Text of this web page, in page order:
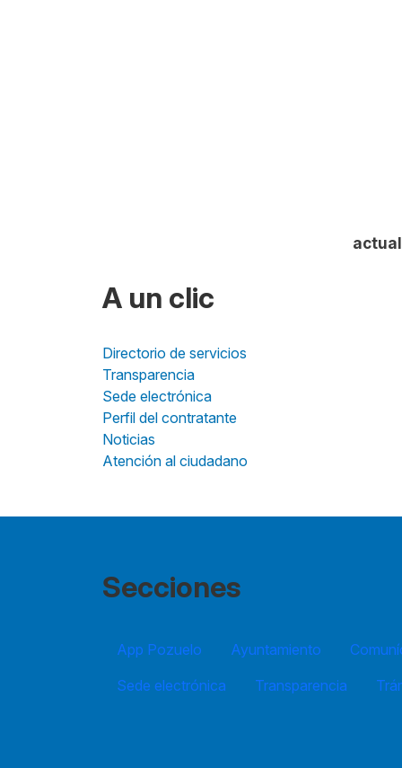
A un clic
Directorio de servicios
Transparencia
Sede electrónica
Perfil del contratante
Noticias
Atención al ciudadano
Secciones
App Pozuelo Ayuntamiento
Sede electrónica
Transparencia